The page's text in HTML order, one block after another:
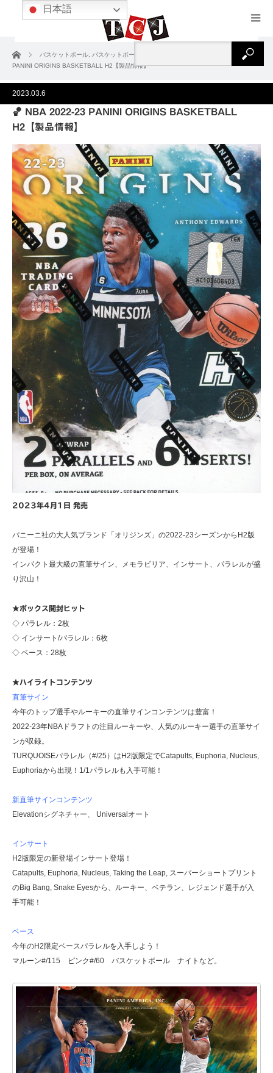
ホーム バスケットボール バスケットボール2022-23
🏀 NBA 2022-23
PANINI ORIGINS BASKETBALL H2【製品情報】
2023.03.6
🏀 NBA 2022-23 PANINI ORIGINS BASKETBALL
H2【製品情報】
2023年4月1日 発売
パニーニ社の大人気ブランド「オリジンズ」の2022-23シーズンからH2版
が登場！
インパクト最大級の直筆サイン、メモラビリア、インサート、パラレルが盛
り沢山！
★ボックス開封ヒット
◇ パラレル：2枚
◇ インサート/パラレル：6枚
◇ ベース：28枚
★ハイライトコンテンツ
直筆サイン
今年のトップ選手やルーキーの直筆サインコンテンツは豊富！
2022-23年NBAドラフトの注目ルーキーや、人気のルーキー選手の直筆サイ
ンが収録。
TURQUOISEパラレル（#/25）はH2版限定でCatapults, Euphoria, Nucleus,
Euphoriaから出現！1/1パラレルも入手可能！
新直筆サインコンテンツ
Elevationシグネチャー、 Universalオート
インサート
H2版限定の新登場インサート登場！
Catapults, Euphoria, Nucleus, Taking the Leap, スーパーショートプリント
のBig Bang, Snake Eyesから、ルーキー、ベテラン、レジェンド選手が入
手可能！
ベース
今年のH2限定ベースパラレルを入手しよう！
マルーン#/115 ピンク#/60 バスケットボール ナイトなど。
日本語